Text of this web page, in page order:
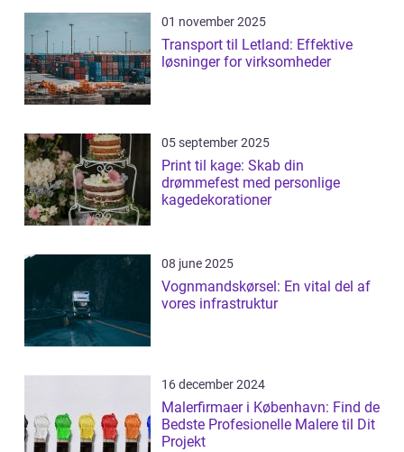
01 november 2025
Transport til Letland: Effektive
løsninger for virksomheder
05 september 2025
Print til kage: Skab din
drømmefest med personlige
kagedekorationer
08 june 2025
Vognmandskørsel: En vital del af
vores infrastruktur
16 december 2024
Malerfirmaer i København: Find de
Bedste Profesionelle Malere til Dit
Projekt